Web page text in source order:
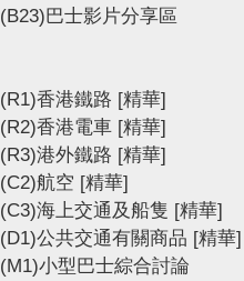
(B23)巴士影片分享區
(R1)香港鐵路 [精華]
(R2)香港電車 [精華]
(R3)港外鐵路 [精華]
(C2)航空 [精華]
(C3)海上交通及船隻 [精華]
(D1)公共交通有關商品 [精華]
(M1)小型巴士綜合討論